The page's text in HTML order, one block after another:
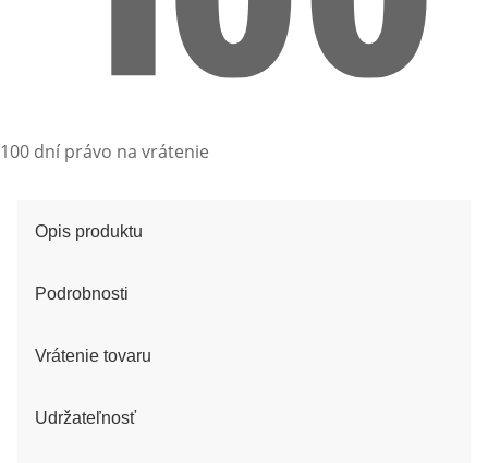
100 dní právo na vrátenie
Opis produktu
Podrobnosti
Vrátenie tovaru
Udržateľnosť